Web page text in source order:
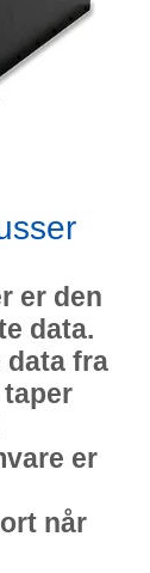
er den
data.
data fra
er
når